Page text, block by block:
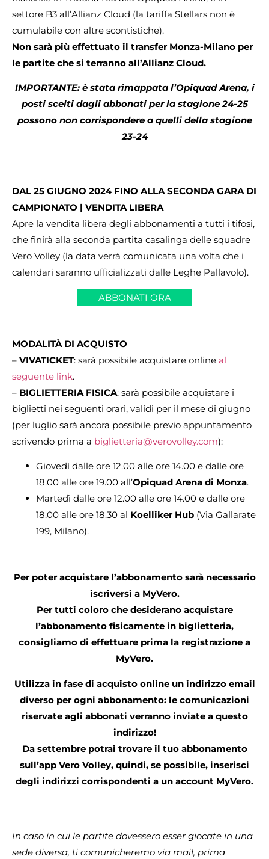
settore B3 all’Allianz Cloud (la tariffa Stellars non è
cumulabile con altre scontistiche).
Non sarà più effettuato il transfer Monza-Milano per
le partite che si terranno all’Allianz Cloud.
IMPORTANTE: è stata rimappata l’Opiquad Arena, i
posti scelti dagli abbonati per la stagione 24-25
possono non corrispondere a quelli della stagione
23-24
DAL 25 GIUGNO 2024 FINO ALLA SECONDA GARA DI
CAMPIONATO | VENDITA LIBERA
Apre la vendita libera degli abbonamenti a tutti i tifosi,
che finirà alla seconda partita casalinga delle squadre
Vero Volley (la data verrà comunicata una volta che i
calendari saranno ufficializzati dalle Leghe Pallavolo).
ABBONATI ORA
MODALITÀ DI ACQUISTO
– VIVATICKET: sarà possibile acquistare online al
seguente link.
– BIGLIETTERIA FISICA: sarà possibile acquistare i
biglietti nei seguenti orari, validi per il mese di giugno
(per luglio sarà ancora possibile previo appuntamento
scrivendo prima a biglietteria@verovolley.com):
Giovedì dalle ore 12.00 alle ore 14.00 e dalle ore
18.00 alle ore 19.00 all’Opiquad Arena di Monza.
Martedì dalle ore 12.00 alle ore 14.00 e dalle ore
18.00 alle ore 18.30 al Koelliker Hub (Via Gallarate
199, Milano).
Per poter acquistare l’abbonamento sarà necessario
iscriversi a MyVero.
Per tutti coloro che desiderano acquistare
l’abbonamento fisicamente in biglietteria,
consigliamo di effettuare prima la registrazione a
MyVero.
Utilizza in fase di acquisto online un indirizzo email
diverso per ogni abbonamento: le comunicazioni
riservate agli abbonati verranno inviate a questo
indirizzo!
Da settembre potrai trovare il tuo abbonamento
sull’app Vero Volley, quindi, se possibile, inserisci
degli indirizzi corrispondenti a un account MyVero.
In caso in cui le partite dovessero esser giocate in una
sede diversa, ti comunicheremo via mail, prima